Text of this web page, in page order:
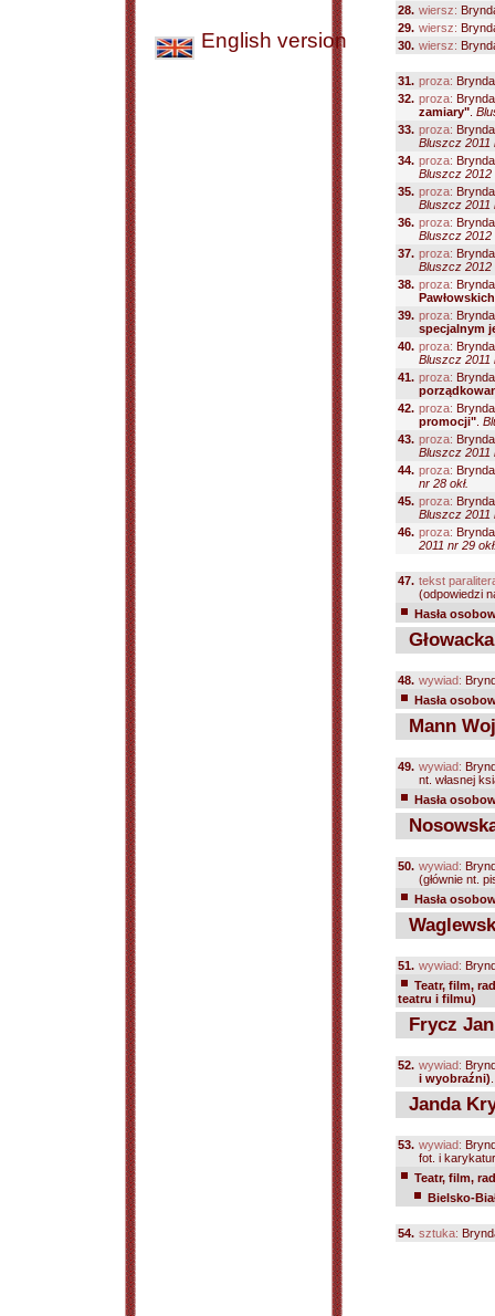
English version
28. wiersz:
29. wiersz:
30. wiersz:
31. proza:
32. proza:
zamiary"
33. proza:
Bluszcz 2011
34. proza:
Bluszcz 2012
35. proza:
Bluszcz 2011
36. proza:
Bluszcz 2012
37. proza:
Bluszcz 2012
38. proza:
Pawłowskich
39. proza:
specjalnym
40. proza:
Bluszcz 2011
41. proza:
42. proza:
promocji"
43. proza:
Bluszcz 2011
44. proza:
nr 28 okł.
45. proza:
Bluszcz 2011
46. proza:
2011 nr 29
47. tekst
(odpowiedzi
Hasła
48. wywiad:
Hasła
Mann
49. wywiad:
nt. własnej
Hasła
50. wywiad:
(głównie nt.
Hasła
51. wywiad:
Teatr, film,
teatru i filmu)
Frycz Jan
52. wywiad:
i wyobraźni)
Janda
53. wywiad:
fot. i
Teatr, film,
Bielsko-
54. sztuka: